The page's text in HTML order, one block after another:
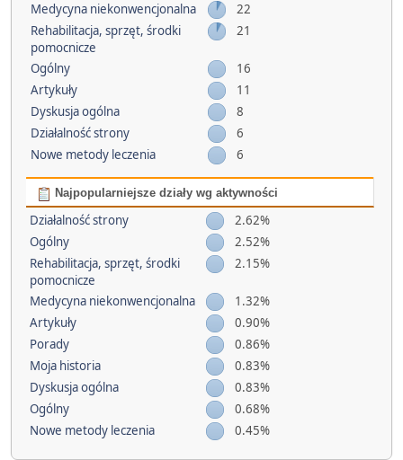
Medycyna niekonwencjonalna
22
Rehabilitacja, sprzęt, środki
pomocnicze
21
Ogólny
16
Artykuły
11
Dyskusja ogólna
8
Działalność strony
6
Nowe metody leczenia
6
Najpopularniejsze działy wg aktywności
Działalność strony
2.62%
Ogólny
2.52%
Rehabilitacja, sprzęt, środki
pomocnicze
2.15%
Medycyna niekonwencjonalna
1.32%
Artykuły
0.90%
Porady
0.86%
Moja historia
0.83%
Dyskusja ogólna
0.83%
Ogólny
0.68%
Nowe metody leczenia
0.45%